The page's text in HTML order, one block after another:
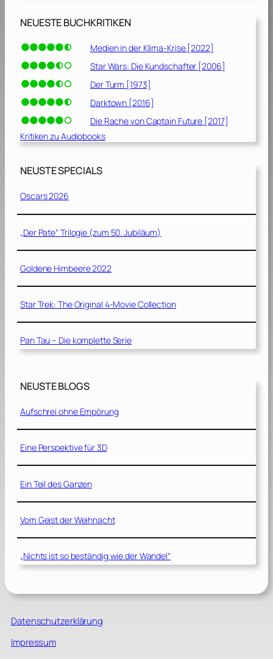
NEUESTE BUCHKRITIKEN
Medien in der Klima-Krise [2022]
Star Wars: Die Kundschafter [2006]
Der Turm [1973]
Darktown [2016]
Die Rache von Captain Future [2017]
Kritiken zu Audiobooks
NEUSTE SPECIALS
Oscars 2026
„Der Pate“ Trilogie (zum 50. Jubiläum)
Goldene Himbeere 2022
Star Trek: The Original 4-Movie Collection
Pan Tau – Die komplette Serie
NEUSTE BLOGS
Aufschrei ohne Empörung
Eine Perspektive für 3D
Ein Teil des Ganzen
Vom Geist der Weihnacht
„Nichts ist so beständig wie der Wandel“
Datenschutzerklärung
Impressum